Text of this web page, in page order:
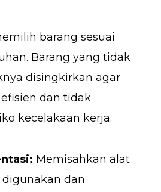
barang sesuai
Barang yang tidak
disingkirkan agar
dan tidak
kecelakaan kerja.
Memisahkan alat
dan